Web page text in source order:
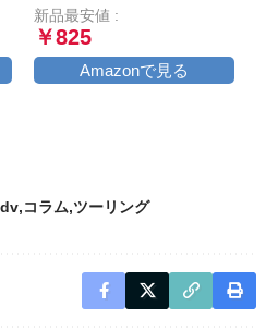
新品最安値 :
￥825
Amazonで見る
コラム ツーリング